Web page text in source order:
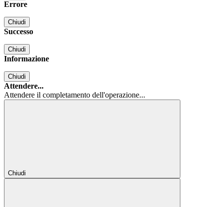
Errore
Chiudi
Successo
Chiudi
Informazione
Chiudi
Attendere...
Attendere il completamento dell'operazione...
Chiudi